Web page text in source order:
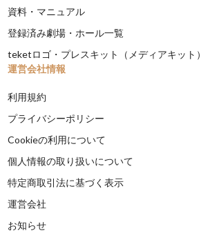
資料・マニュアル
登録済み劇場・ホール一覧
teketロゴ・プレスキット（メディアキット）
運営会社情報
利用規約
プライバシーポリシー
Cookieの利用について
個人情報の取り扱いについて
特定商取引法に基づく表示
運営会社
お知らせ